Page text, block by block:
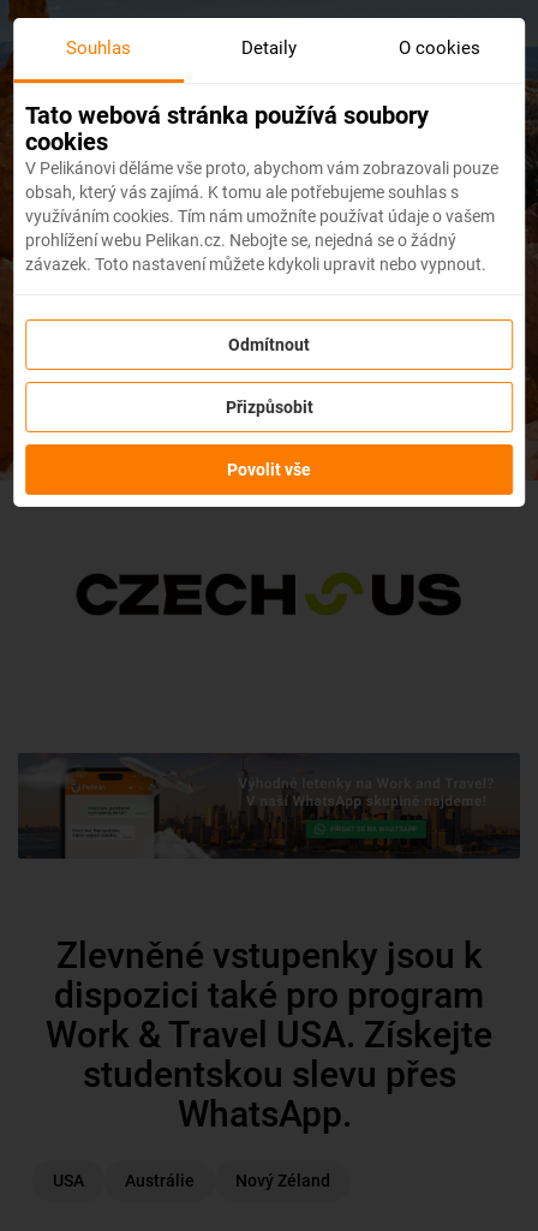
Skip
main
content
Studentské slevy
na letenky na
Pelikan.cz
Zlevněné vstupenky jsou k
dispozici také pro program
Work & Travel USA. Získejte
studentskou slevu přes
WhatsApp.
Souhlas Detaily O cookies
Tato webová stránka používá soubory
cookies
V Pelikánovi děláme vše proto, abychom vám zobrazovali pouze
obsah, který vás zajímá. K tomu ale potřebujeme souhlas s
využíváním cookies. Tím nám umožníte používat údaje o vašem
prohlížení webu Pelikan.cz. Nebojte se, nejedná se o žádný
závazek. Toto nastavení můžete kdykoli upravit nebo vypnout.
Odmítnout
Přizpůsobit
Povolit vše